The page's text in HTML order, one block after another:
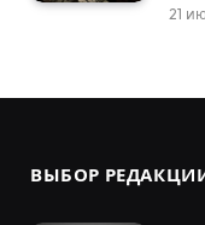
21
ВЫБОР